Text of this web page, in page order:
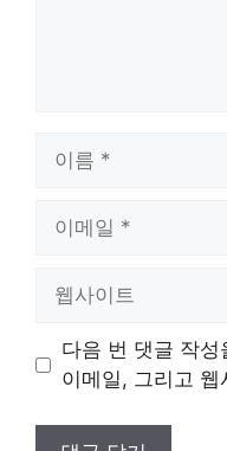
트
다음 번 댓글 작
이메일, 그리고